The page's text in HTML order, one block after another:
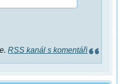
RSS kanál s komentáři